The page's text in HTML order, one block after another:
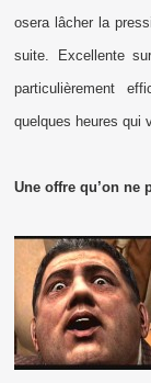
osera lâcher la
suite. Excellente
particulièrement
quelques heures qui
Une offre qu’on ne